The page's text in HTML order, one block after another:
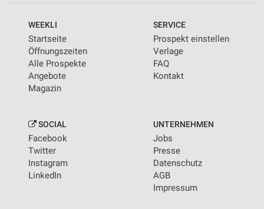
WEEKLI
Startseite
Öffnungszeiten
Alle Prospekte
Angebote
Magazin
SERVICE
Prospekt einstellen
Verlage
FAQ
Kontakt
SOCIAL
Facebook
Twitter
Instagram
LinkedIn
UNTERNEHMEN
Jobs
Presse
Datenschutz
AGB
Impressum